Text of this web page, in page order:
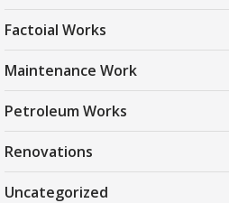
Factoial Works
Maintenance Work
Petroleum Works
Renovations
Uncategorized